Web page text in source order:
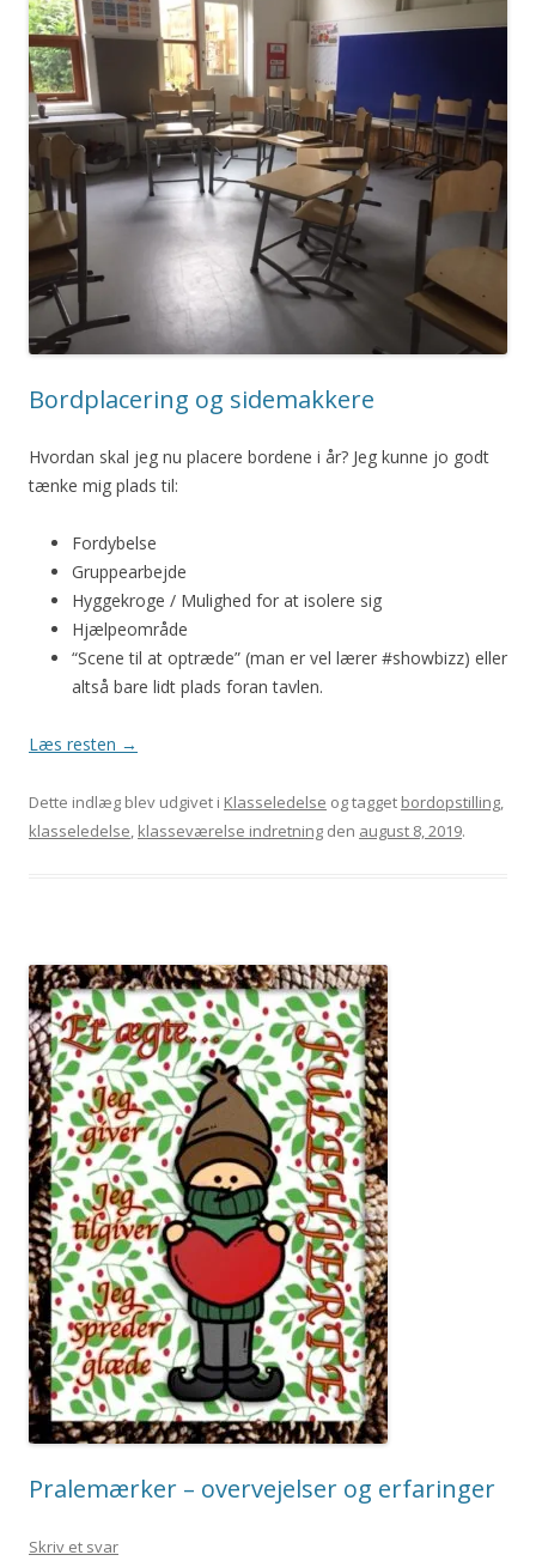
Bordplacering og sidemakkere
Hvordan skal jeg nu placere bordene i år? Jeg kunne jo godt
tænke mig plads til:
Fordybelse
Gruppearbejde
Hyggekroge / Mulighed for at isolere sig
Hjælpeområde
“Scene til at optræde” (man er vel lærer #showbizz) eller
altså bare lidt plads foran tavlen.
Læs resten →
Dette indlæg blev udgivet i Klasseledelse og tagget bordopstilling,
klasseledelse, klasseværelse indretning den august 8, 2019.
Pralemærker – overvejelser og erfaringer
Skriv et svar